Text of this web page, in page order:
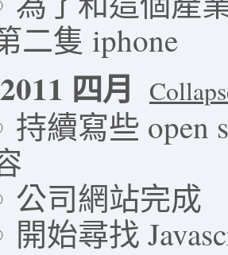
二隻 iphone
2011 四月
持續寫些 open
公司網站完成
開始尋找